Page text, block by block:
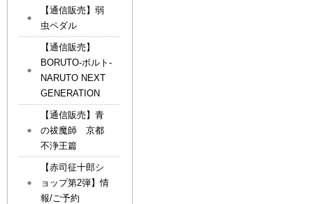
【通信販売】弱
虫ペダル
【通信販売】
BORUTO-ボルト-
NARUTO NEXT
GENERATION
【通信販売】青
の祓魔師 京都
不浄王篇
【赤司征十郎シ
ョップ第2弾】情
報/ご予約